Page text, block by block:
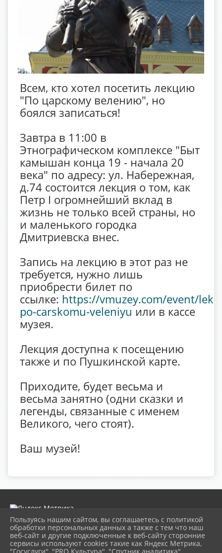
Всем, кто хотел посетить лекцию
"По царскому велению", но
боялся записаться!
Завтра в 11:00 в
Этнографическом комплексе "Быт
камышан конца 19 - начала 20
века" по адресу: ул. Набережная,
д.74 состоится лекция о том, как
Петр I огромнейший вклад в
жизнь не только всей страны, но
и маленького городка
Дмитриевска внес.
Запись на лекцию в этот раз не
требуется, нужно лишь
приобрести билет по
ссылке: https://vmuzey.com/event/
po-carskomu-veleniyu или в кассе
музея.
Лекция доступна к посещению
также и по Пушкинской карте.
Приходите, будет весьма и
весьма занятно (одни сказки и
легенды, связанные с именем
Великого, чего стоят).
Ваш музей!
2026 г. museumkam.ru
Вход
Пользуясь нашим сайтом, вы соглашаетесь с политикой
обработки персональных данных а также с тем что наш
веб-сайт и другие подключенные к веб-сайту сторонние
сервисы используют cookies такие как Яндекс Метрика,